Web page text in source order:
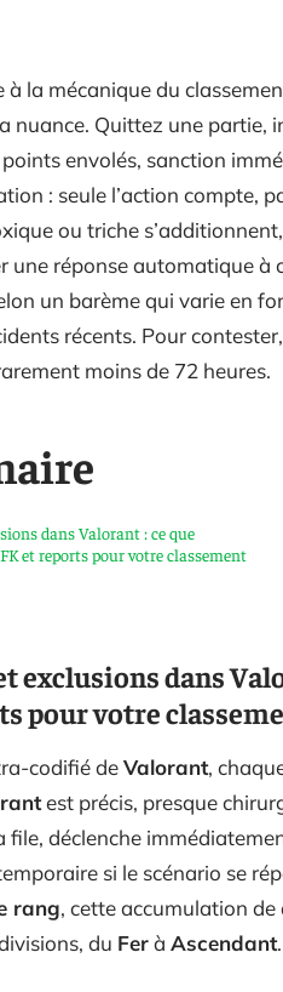
à la mécanique du
nuance. Quittez une
envolés, sanction
: seule l’action compte,
ou triche
une réponse automatique à
un barème qui varie en
récents. Pour
moins de 72 heures.
dans Valorant : ce que
et reports pour votre classement
exclusions dans
pour votre
codifié deValorant,
est précis, presque
file, déclenche
si le scénario se
rang, cette accumulation
du Ferà Ascendant.